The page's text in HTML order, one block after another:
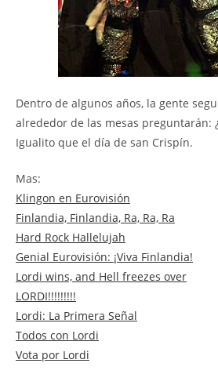
Dentro de algunos años, la gente
alrededor de las mesas preguntarán:
Igualito que el día de san Crispín.
Mas:
Klingon en Eurovisión
Finlandia, Finlandia, Ra, Ra, Ra
Hard Rock Hallelujah
Genial Eurovisión: ¡Viva Finlandia!
Lordi wins, and Hell freezes over
LORDI!!!!!!!!!
Lordi: La Primera Señal
Todos con Lordi
Vota por Lordi